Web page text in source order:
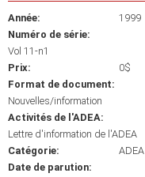
Année:
1999
Numéro de série:
Vol 11-n1
Prix:
0$
Format de document:
Nouvelles/information
Activités de l'ADEA:
Lettre d'information de l'ADEA
Catégorie:
ADEA
Date de parution: